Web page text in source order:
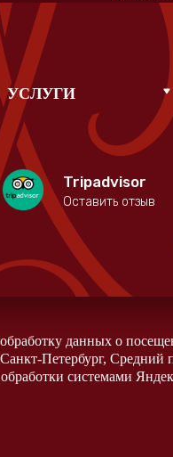
УСЛУГИ
Tripadvisor
Оставить отзыв
данных о
Петербург,
системами